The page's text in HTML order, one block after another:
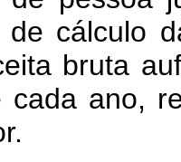
cálculo
bruta
cada ano,